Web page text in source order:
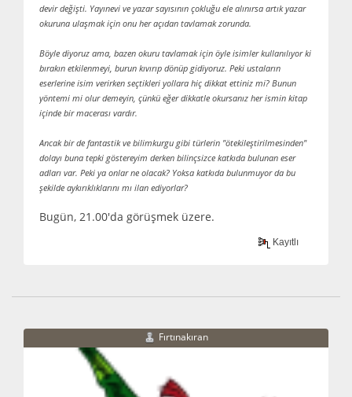
devir değişti. Yayınevi ve yazar sayısının çokluğu ele alınırsa artık yazar
okuruna ulaşmak için onu her açıdan tavlamak zorunda.
Böyle diyoruz ama, bazen okuru tavlamak için öyle isimler kullanılıyor ki
bırakın etkilenmeyi, burun kıvırıp dönüp gidiyoruz. Peki ustaların
eserlerine isim verirken seçtikleri yollara hiç dikkat ettiniz mi? Bunun
yöntemi mi olur demeyin, çünkü eğer dikkatle okursanız her ismin kitap
içinde bir macerası vardır.
Ancak bir de fantastik ve bilimkurgu gibi türlerin "ötekileştirilmesinden"
dolayı buna tepki göstereyim derken bilinçsizce katkıda bulunan eser
adları var. Peki ya onlar ne olacak? Yoksa katkıda bulunmuyor da bu
şekilde aykırıklıklarını mı ilan ediyorlar?
Bugün, 21.00'da görüşmek üzere.
Kayıtlı
Fırtınakıran